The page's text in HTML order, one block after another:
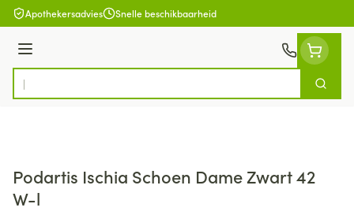
Ga naar de inhoud
Apothekersadvies Snelle beschikbaarheid
Menu
Product, merk, categorie...
Zoek
Podartis Ischia Schoen Dame Zwart 42
W-l